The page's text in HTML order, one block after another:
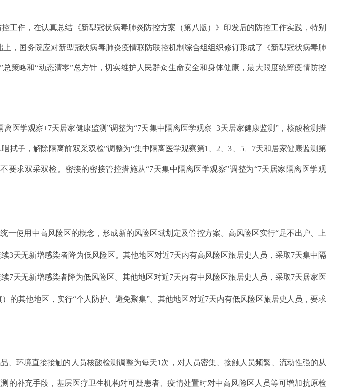
工作，在认真总结《新型冠状病毒肺炎防控方案（第八版）》印发后的防控工作实践，特别
，国务院应对新型冠状病毒肺炎疫情联防联控机制综合组组织修订形成了《新型冠状病毒肺
策略和“动态清零”总方针，切实维护人民群众生命安全和身体健康，最大限度统筹疫情防控
医学观察+7天居家健康监测”调整为“7天集中隔离医学观察+3天居家健康监测”，核酸检测措
拭子，解除隔离前双采双检”调整为“集中隔离医学观察第1、2、3、5、7天和居家健康监测第
要求双采双检。密接的密接管控措施从“7天集中隔离医学观察”调整为“7天居家隔离医学观
一使用中高风险区的概念，形成新的风险区域划定及管控方案。高风险区实行“足不出户、上
3天无新增感染者降为低风险区。其他地区对近7天内有高风险区旅居史人员，采取7天集中隔
7天无新增感染者降为低风险区。其他地区对近7天内有中风险区旅居史人员，采取7天居家医
的其他地区，实行“个人防护、避免聚集”。其他地区对近7天内有低风险区旅居史人员，要求
、环境直接接触的人员核酸检测调整为每天1次，对人员密集、接触人员频繁、流动性强的从
的补充手段，基层医疗卫生机构对可疑患者、疫情处置时对中高风险区人员等可增加抗原检